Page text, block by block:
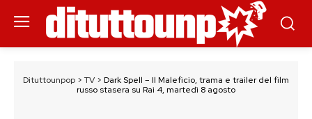
Dituttounpop > TV > Dark Spell – Il Maleficio, trama e trailer del film
russo stasera su Rai 4, martedì 8 agosto